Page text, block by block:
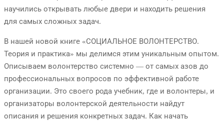
научились открывать любые двери и находить решения
для самых сложных задач.
В нашей новой книге «СОЦИАЛЬНОЕ ВОЛОНТЕРСТВО.
Теория и практика» мы делимся этим уникальным опытом.
Описываем волонтерство системно — от самых азов до
профессиональных вопросов по эффективной работе
организации. Это своего рода учебник, где и волонтеры, и
организаторы волонтерской деятельности найдут
описания и решения конкретных задач. Как начать